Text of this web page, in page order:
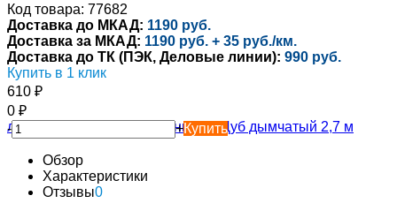
Код товара: 77682
Доставка до МКАД: 1190 руб.
Доставка за МКАД: 1190 руб. + 35 руб./км.
Доставка до ТК (ПЭК, Деловые линии): 990 руб.
Купить в 1 клик
610 ₽
0 ₽
-
+Купить
Обзор
Характеристики
Отзывы0